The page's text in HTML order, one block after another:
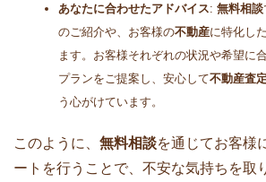
あなたに合わせたアドバイス: 無料相談
のご紹介や、お客様の不動産に特化し
ます。お客様それぞれの状況や希望に
プランをご提案し、安心して不動産査定
う心がけています。
このように、 無料相談を通じてお客様
ートを行うことで、不安な気持ちを取